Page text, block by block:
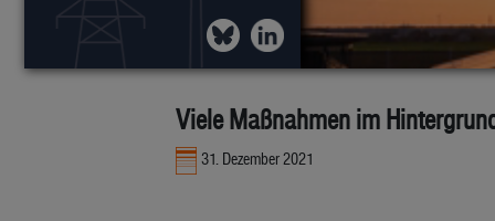
Viele Maßnahmen im
31. Dezember 2021